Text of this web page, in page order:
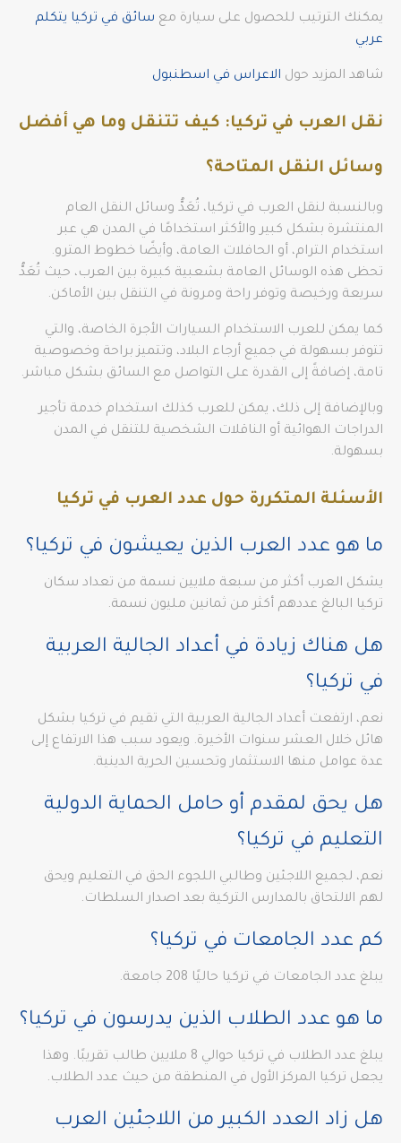
يمكنك الترتيب للحصول على سيارة مع سائق في تركيا يتكلم
عربي
شاهد المزيد حول الاعراس في اسطنبول
نقل العرب في تركيا: كيف تتنقل وما هي أفضل
وسائل النقل المتاحة؟
وبالنسبة لنقل العرب في تركيا، تُعَدُّ وسائل النقل العام
المنتشرة بشكل كبير والأكثر استخدامًا في المدن هي عبر
استخدام الترام، أو الحافلات العامة، وأيضًا خطوط المترو.
تحظى هذه الوسائل العامة بشعبية كبيرة بين العرب، حيث تُعَدُّ
سريعة ورخيصة وتوفر راحة ومرونة في التنقل بين الأماكن.
كما يمكن للعرب الاستخدام السيارات الأجرة الخاصة، والتي
تتوفر بسهولة في جميع أرجاء البلاد، وتتميز براحة وخصوصية
تامة، إضافةً إلى القدرة على التواصل مع السائق بشكل مباشر.
وبالإضافة إلى ذلك، يمكن للعرب كذلك استخدام خدمة تأجير
الدراجات الهوائية أو الناقلات الشخصية للتنقل في المدن
بسهولة.
الأسئلة المتكررة حول عدد العرب في تركيا
ما هو عدد العرب الذين يعيشون في تركيا؟
يشكل العرب أكثر من سبعة ملايين نسمة من تعداد سكان
تركيا البالغ عددهم أكثر من ثمانين مليون نسمة.
هل هناك زيادة في أعداد الجالية العربية
في تركيا؟
نعم، ارتفعت أعداد الجالية العربية التي تقيم في تركيا بشكل
هائل خلال العشر سنوات الأخيرة. ويعود سبب هذا الارتفاع إلى
عدة عوامل منها الاستثمار وتحسين الحرية الدينية.
هل يحق لمقدم أو حامل الحماية الدولية
التعليم في تركيا؟
نعم، لجميع اللاجئين وطالبي اللجوء الحق في التعليم ويحق
لهم الالتحاق بالمدارس التركية بعد اصدار السلطات.
كم عدد الجامعات في تركيا؟
يبلغ عدد الجامعات في تركيا حاليًا 208 جامعة.
ما هو عدد الطلاب الذين يدرسون في تركيا؟
يبلغ عدد الطلاب في تركيا حوالي 8 ملايين طالب تقريبًا. وهذا
يجعل تركيا المركز الأول في المنطقة من حيث عدد الطلاب.
هل زاد العدد الكبير من اللاجئين العرب